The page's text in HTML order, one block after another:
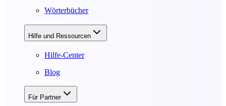
Wörterbücher
Hilfe und Ressourcen
Hilfe-Center
Blog
Für Partner